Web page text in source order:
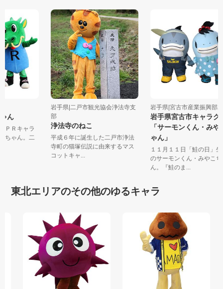
ゃん
のＰＲキャラ
泉ちゃん。二
岩手県|二戸市観光協会浄法寺支
部
浄法寺のねこ
平成６年に誕生した二戸市浄法
寺町の猫塚伝説に由来するマス
コットキャ...
岩手県|宮古市産業振興
岩手県宮古市キャラ
「サーモンくん・み
ゃん」
１１月１１日「鮭の日」
のサーモンくん・みやこ
ん。『鮭のま...
東北エリアのその他のゆるキャラ